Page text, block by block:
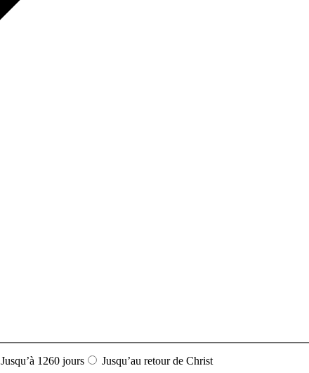
Jusqu’à 1260 jours Jusqu’au retour de Christ